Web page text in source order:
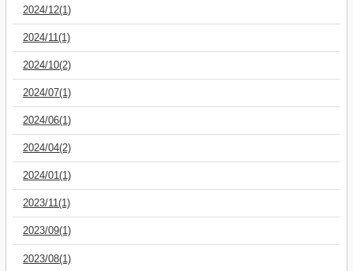
2024/12(1)
2024/11(1)
2024/10(2)
2024/07(1)
2024/06(1)
2024/04(2)
2024/01(1)
2023/11(1)
2023/09(1)
2023/08(1)